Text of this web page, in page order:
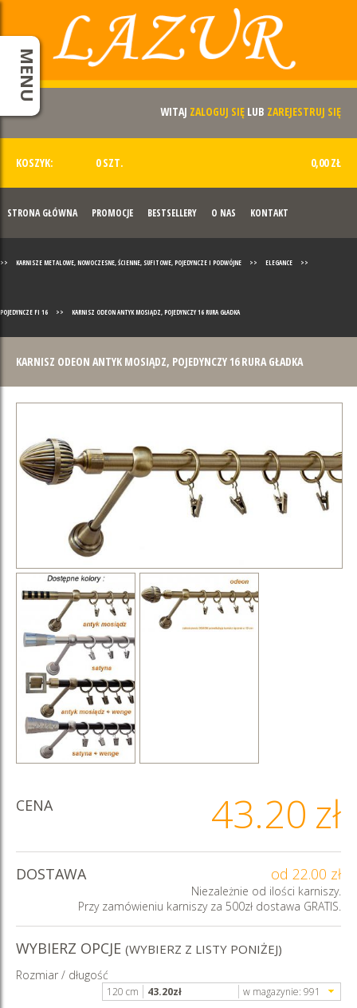
WITAJ ZALOGUJ SIĘ LUB ZAREJESTRUJ SIĘ
KOSZYK: 0 SZT. 0,00 ZŁ
STRONA GŁÓWNA PROMOCJE BESTSELLERY O NAS KONTAKT
MENU
>> KARNISZE METALOWE, NOWOCZESNE, ŚCIENNE, SUFITOWE, POJEDYNCZE I PODWÓJNE >> ELEGANCE >>
POJEDYNCZE FI 16 >> KARNISZ ODEON ANTYK MOSIĄDZ, POJEDYNCZY 16 RURA GŁADKA
KARNISZ ODEON ANTYK MOSIĄDZ, POJEDYNCZY 16 RURA GŁADKA
CENA 43.20 zł
DOSTAWA od 22.00 zł
Niezależnie od ilości karniszy.
Przy zamówieniu karniszy za 500zł dostawa GRATIS.
WYBIERZ OPCJE (WYBIERZ Z LISTY PONIŻEJ)
Rozmiar / długość
120 cm 43.20zł w magazynie: 991